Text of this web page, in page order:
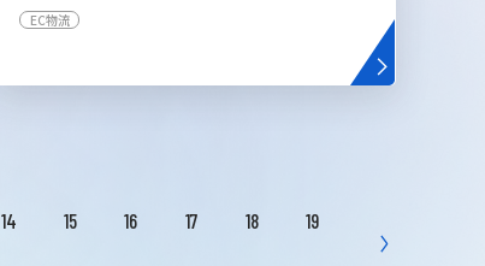
EC物流
14 15 16 17 18
19